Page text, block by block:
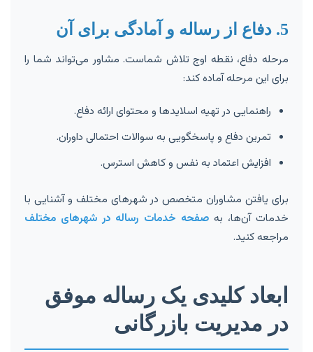
5. دفاع از رساله و آمادگی برای آن
مرحله دفاع، نقطه اوج تلاش شماست. مشاور می‌تواند شما را
برای این مرحله آماده کند:
راهنمایی در تهیه اسلایدها و محتوای ارائه دفاع.
تمرین دفاع و پاسخگویی به سوالات احتمالی داوران.
افزایش اعتماد به نفس و کاهش استرس.
برای یافتن مشاوران متخصص در شهرهای مختلف و آشنایی با
خدمات آن‌ها، بهصفحه خدمات رساله در شهرهای مختلف
مراجعه کنید.
ابعاد کلیدی یک رساله موفق
در مدیریت بازرگانی